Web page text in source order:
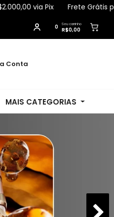
via Pix Frete Grátis para
0 Seu carrinho
R$0,00
Conta
MAIS CATEGORIAS
Pedido de R$ 4.354,39